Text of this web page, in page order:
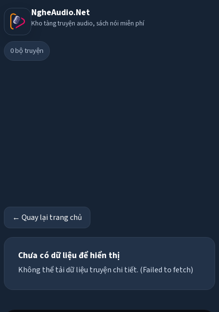
NgheAudio.Net
Kho tàng truyện audio, sách nói miễn phí
0bộ truyện
← Quay lại trang chủ
Chưa có dữ liệu để hiển thị
Không thể tải dữ liệu truyện chi tiết. (Failed to fetch)